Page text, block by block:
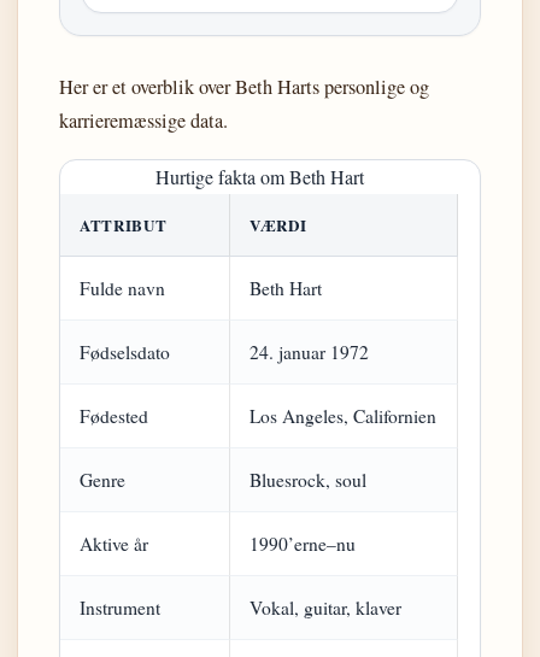
Her er et overblik over Beth Harts personlige og
karrieremæssige data.
Hurtige fakta om Beth Hart
ATTRIBUT VÆRDI
Fulde navn Beth Hart
Fødselsdato 24. januar 1972
Fødested Los Angeles, Californien
Genre Bluesrock, soul
Aktive år 1990’erne–nu
Instrument Vokal, guitar, klaver